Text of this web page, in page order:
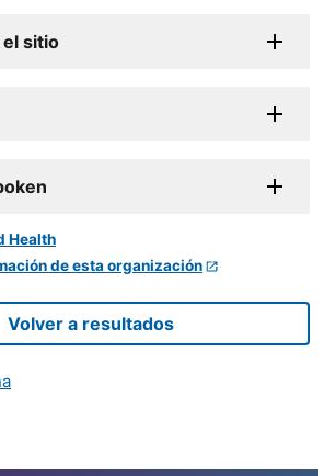
sitio
de esta organización
Volver a resultados